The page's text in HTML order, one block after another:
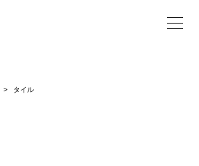
> タイル